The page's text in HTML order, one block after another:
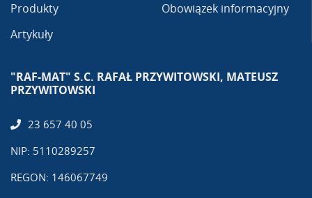
Produkty
Artykuły
Obowiązek informacyjny
"RAF-MAT" S.C. RAFAŁ PRZYWITOWSKI, MATEUSZ
PRZYWITOWSKI
23 657 40 05
NIP: 5110289257
REGON: 146067749